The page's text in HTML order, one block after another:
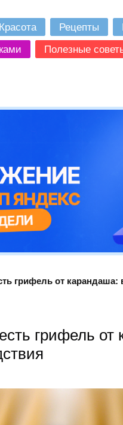
Красота Рецепты
Полезные
грифель от
грифель